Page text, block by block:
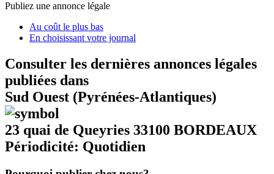
Publiez une annonce légale
Au coût le plus bas
En choisissant votre journal
Consulter les dernières annonces légales
publiées dans
Sud Ouest (Pyrénées-Atlantiques)
23 quai de Queyries 33100 BORDEAUX
Périodicité: Quotidien